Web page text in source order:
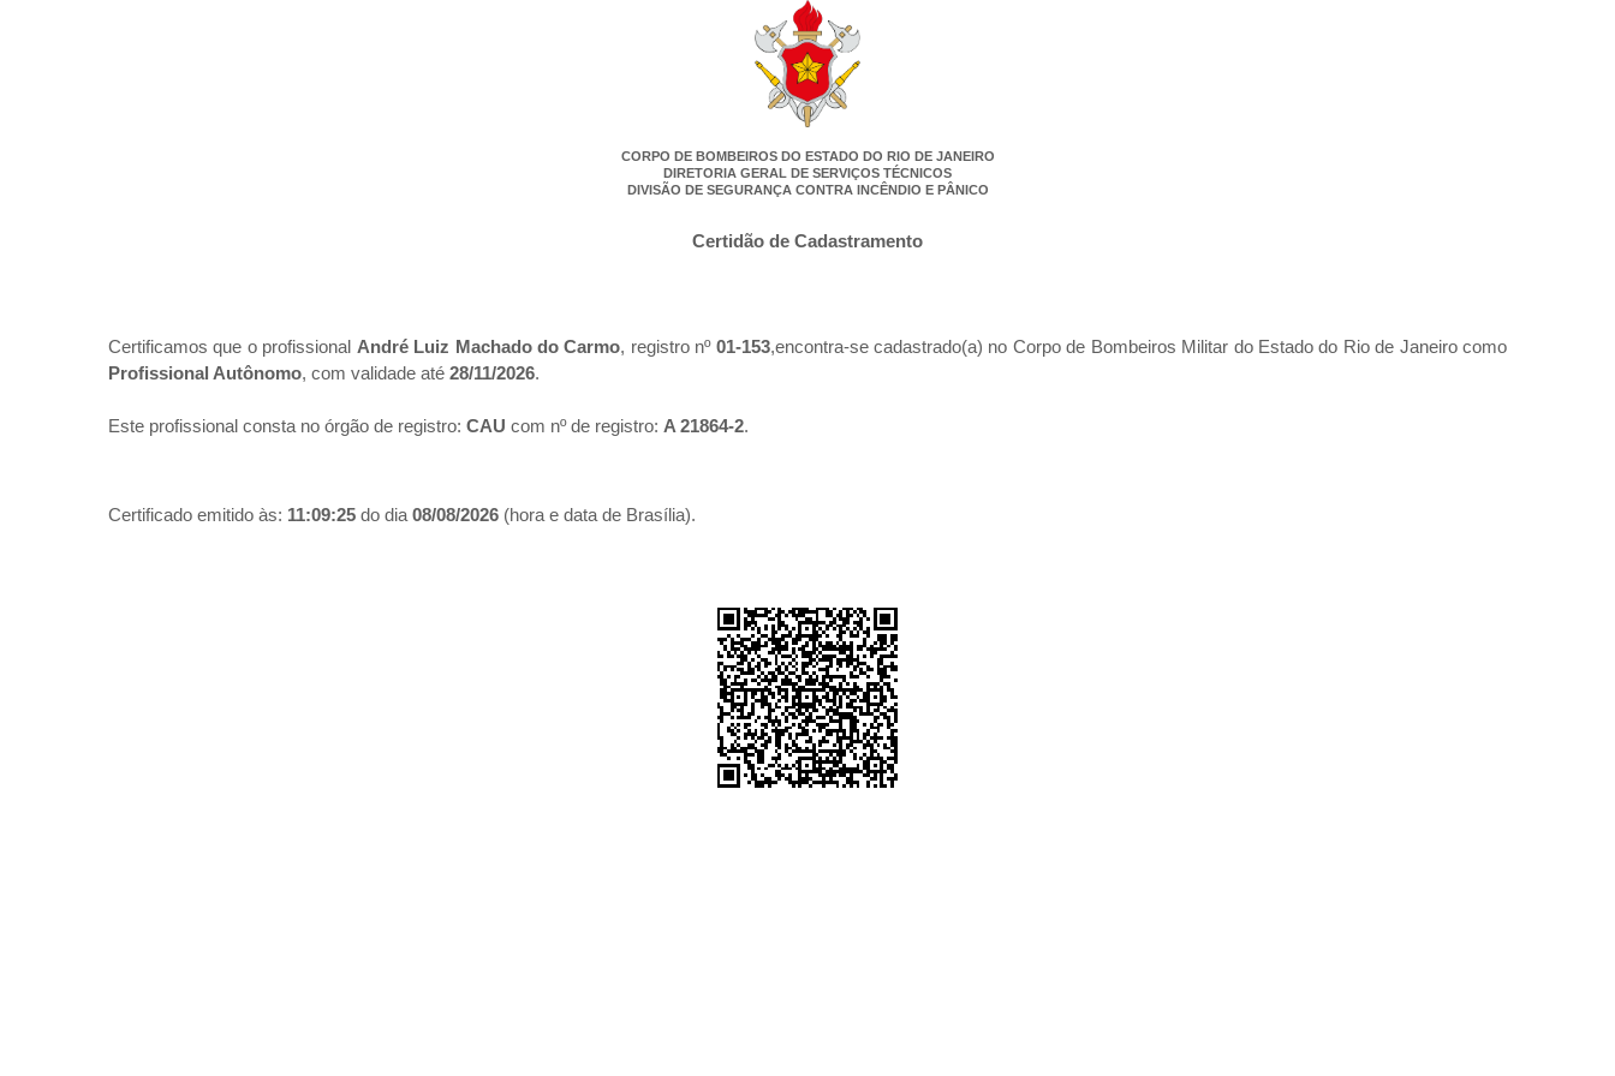
CORPO DE BOMBEIROS DO ESTADO DO RIO DE JANEIRO
DIRETORIA GERAL DE SERVIÇOS TÉCNICOS
DIVISÃO DE SEGURANÇA CONTRA INCÊNDIO E PÂNICO
Certidão de Cadastramento
Certificamos que o profissional André Luiz Machado do Carmo, registro nº 01-153,encontra-se cadastrado(a) no Corpo de Bombeiros Militar do Estado do Rio de Janeiro como
Profissional Autônomo, com validade até 28/11/2026.
Este profissional consta no órgão de registro: CAU com nº de registro: A 21864-2.
Certificado emitido às: 11:09:25 do dia 08/08/2026 (hora e data de Brasília).